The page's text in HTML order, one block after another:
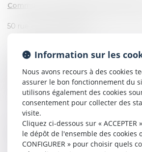
Commune de CHARTRES-DE-
50 rue de la Chaussairie
m2 comprenant :
Au sous-sol de plain-pied : garage
Au rez-de-chaussée surélevé : entrée,
3 chambres, WC, salle de bains,
Terrain
Cadastrée Section AP n° 93
pour une contenance de 12a 86ca
Information sur les
Nous avons recours à des cookies
assurer le bon fonctionnement du
utilisons également des cookies
consentement pour collecter des
visite.
Cliquez ci-dessous sur «
le dépôt de l'ensemble des cookies
CONFIGURER » pour choisir quels